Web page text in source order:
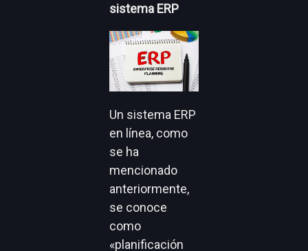
sistema ERP
Un sistema ERP
en línea, como
se ha
mencionado
anteriormente,
se conoce
como
«planificación